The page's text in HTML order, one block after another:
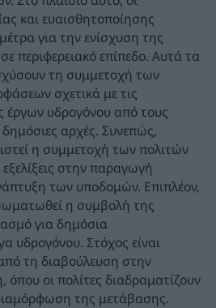
και ευαισθητοποίησης
για την ενίσχυση της
περιφερειακό επίπεδο. Αυτά τα
τη συμμετοχή των
σχετικά με τις
έργων υδρογόνου από τους
αρχές. Συνεπώς,
η συμμετοχή των πολιτών
στην παραγωγή
των υποδομών. Επιπλέον,
η συμβολή της
για δημόσια
υδρογόνου. Στόχος είναι
τη διαβούλευση στην
όπου οι πολίτες διαδραματίζουν
της μετάβασης.